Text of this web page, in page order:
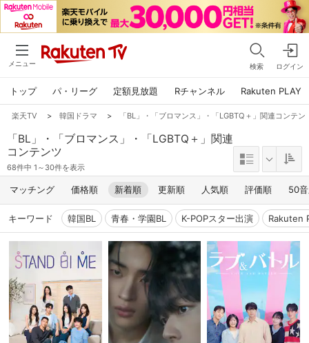
メニュー 検索 ログイン
トップ パ・リーグ 定額見放題 Rチャンネル Rakuten PLAY
楽天TV > 韓国ドラマ > 「BL」・「ブロマンス」・「LGBTQ＋」関連コンテン
「BL」・「ブロマンス」・「LGBTQ＋」関連
コンテンツ
68件中 1～30件を表示
マッチング 価格順 新着順 更新順 人気順 評価順 50
キーワード 韓国BL 青春・学園BL K-POPスター出演 Rakuten